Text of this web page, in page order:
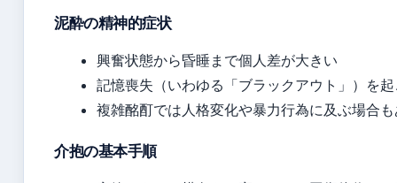
泥酔の精神的症状
興奮状態から昏睡まで個人差が大きい
記憶喪失（いわゆる「ブラックアウト」）を
複雑酩酊では人格変化や暴力行為に及ぶ場合
介抱の基本手順